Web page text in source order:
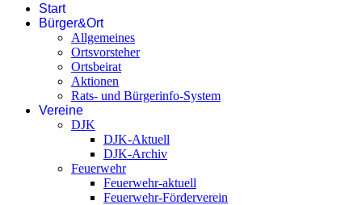
Start
Bürger&Ort
Allgemeines
Ortsvorsteher
Ortsbeirat
Aktionen
Rats- und Bürgerinfo-System
Vereine
DJK
DJK-Aktuell
DJK-Archiv
Feuerwehr
Feuerwehr-aktuell
Feuerwehr-Förderverein